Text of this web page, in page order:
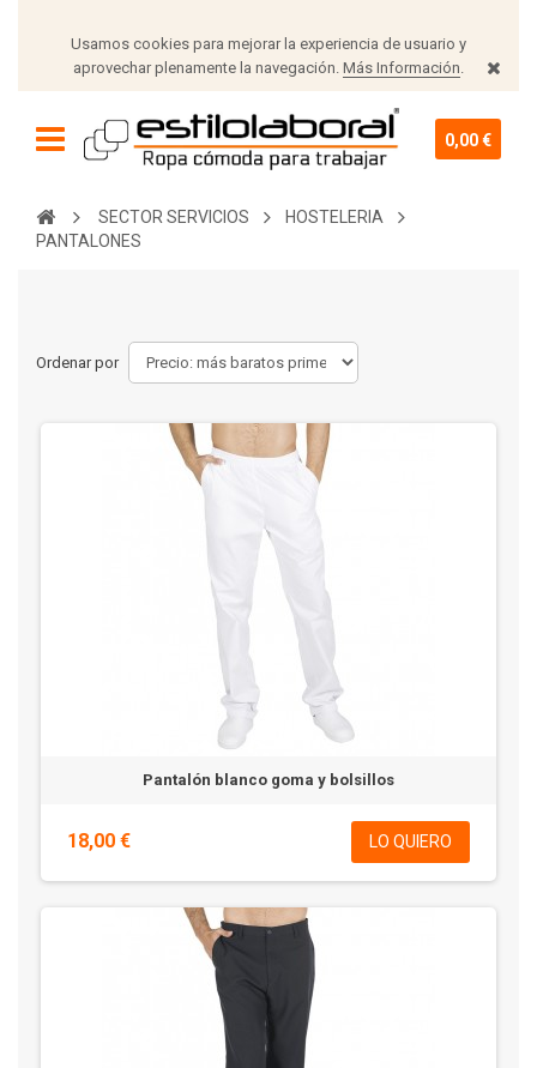
Usamos cookies para mejorar la experiencia de usuario y
aprovechar plenamente la navegación. Más Información.
0,00 €
SECTOR SERVICIOS
HOSTELERIA
PANTALONES
Ordenar por
Pantalón blanco goma y bolsillos
18,00 € LO QUIERO